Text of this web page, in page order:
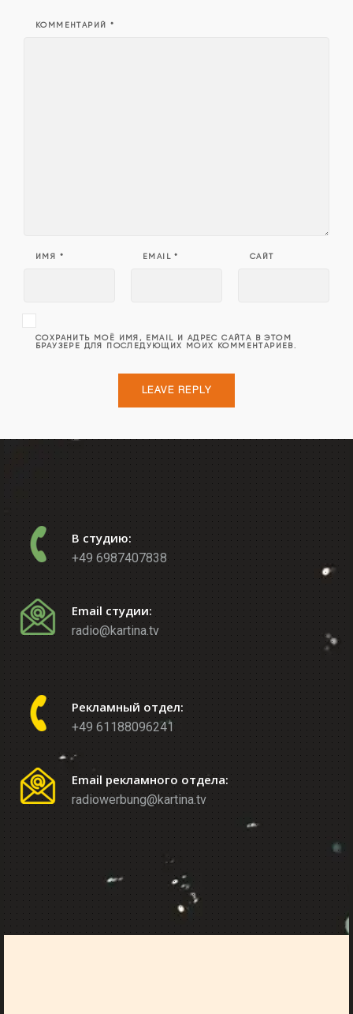
КОММЕНТАРИЙ *
ИМЯ * EMAIL* САЙТ
СОХРАНИТЬ МОЁ ИМЯ, EMAIL И АДРЕС САЙТА В ЭТОМ
БРАУЗЕРЕ ДЛЯ ПОСЛЕДУЮЩИХ МОИХ КОММЕНТАРИЕВ.
В студию:
+49 6987407838
Email студии:
radio@kartina.tv
Рекламный отдел:
+49 61188096241
Email рекламного отдела:
radiowerbung@kartina.tv